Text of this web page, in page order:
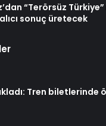
“Terörsüz
sonuç üretecek
Tren biletlerinde